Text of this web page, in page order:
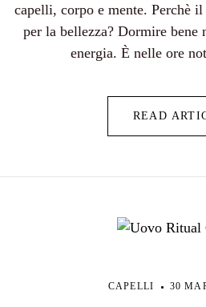
capelli, corpo e mente. Perchè
per la bellezza? Dormire bene
energia. È nelle ore
READ
CAPELLI 30